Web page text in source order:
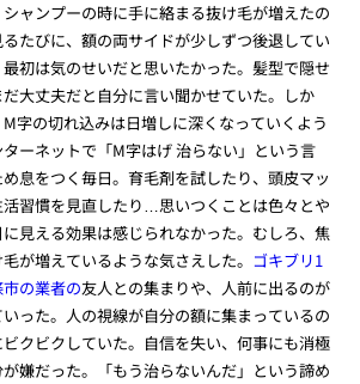
ャンプーの時に手に絡まる抜け毛が増えたの
たびに、額の両サイドが少しずつ後退してい
初は気のせいだと思いたかった。髪型で隠せ
大丈夫だと自分に言い聞かせていた。しか
字の切れ込みは日増しに深くなっていくよう
ーネットで「M字はげ 治らない」という言
息をつく毎日。育毛剤を試したり、頭皮マッ
習慣を見直したり…思いつくことは色々とや
見える効果は感じられなかった。むしろ、焦
が増えているような気さえした。 ゴキブリ1
の業者の友人との集まりや、人前に出るのが
った。人の視線が自分の額に集まっているの
クビクしていた。自信を失い、何事にも消極
嫌だった。「もう治らないんだ」という諦め